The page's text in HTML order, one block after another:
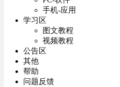
手机-应用
学习区
图文教程
视频教程
公告区
其他
帮助
问题反馈